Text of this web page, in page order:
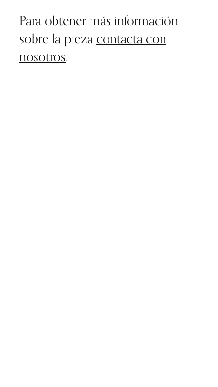
Para obtener más información
sobre la pieza contacta con
nosotros.